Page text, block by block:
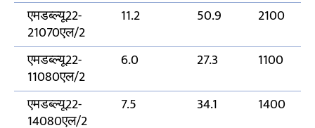
एमडब्ल्यू22-
21070एल/2
11.2 50.9 2100
एमडब्ल्यू22-
11080एल/2
6.0 27.3 1100
एमडब्ल्यू22-
14080एल/2
7.5 34.1 1400